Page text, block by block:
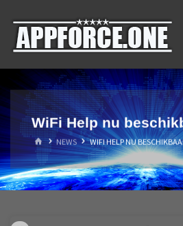
naar
WiFi Help nu
HOMENEWS WIFI HELP NU